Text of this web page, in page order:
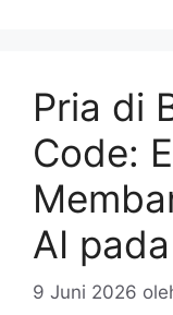
Pria di
Code:
AI
9 Juni 2026